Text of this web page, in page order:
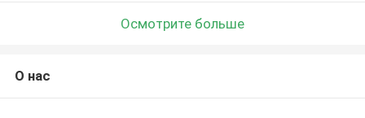
Осмотрите больше
О нас